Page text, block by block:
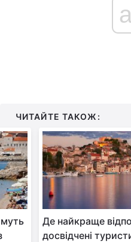
ЧИТАЙТЕ ТАКОЖ:
Де найкраще
досвідчені